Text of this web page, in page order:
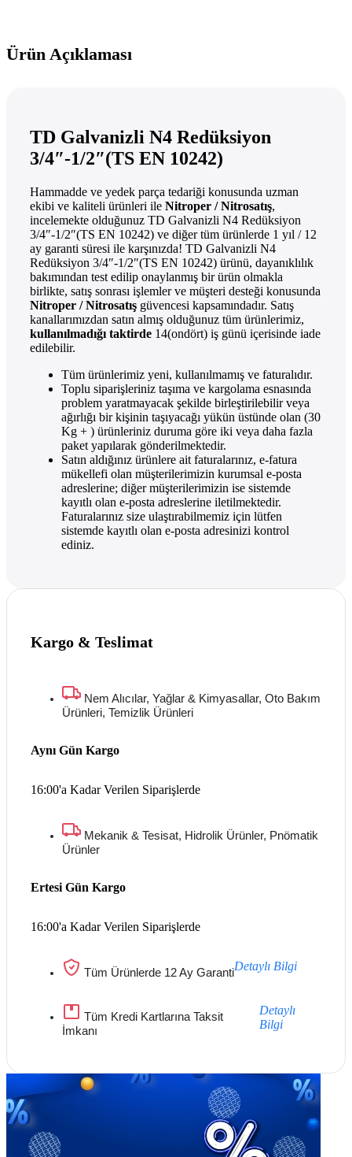
Ürün Açıklaması
TD Galvanizli N4 Redüksiyon
3/4″-1/2″(TS EN 10242)
Hammadde ve yedek parça tedariği konusunda uzman
ekibi ve kaliteli ürünleri ile Nitroper / Nitrosatış,
incelemekte olduğunuz TD Galvanizli N4 Redüksiyon
3/4″-1/2″(TS EN 10242) ve diğer tüm ürünlerde 1 yıl / 12
ay garanti süresi ile karşınızda! TD Galvanizli N4
Redüksiyon 3/4″-1/2″(TS EN 10242) ürünü, dayanıklılık
bakımından test edilip onaylanmış bir ürün olmakla
birlikte, satış sonrası işlemler ve müşteri desteği konusunda
Nitroper / Nitrosatış güvencesi kapsamındadır. Satış
kanallarımızdan satın almış olduğunuz tüm ürünlerimiz,
kullanılmadığı taktirde 14(ondört) iş günü içerisinde iade
edilebilir.
Tüm ürünlerimiz yeni, kullanılmamış ve faturalıdır.
Toplu siparişleriniz taşıma ve kargolama esnasında
problem yaratmayacak şekilde birleştirilebilir veya
ağırlığı bir kişinin taşıyacağı yükün üstünde olan (30
Kg + ) ürünleriniz duruma göre iki veya daha fazla
paket yapılarak gönderilmektedir.
Satın aldığınız ürünlere ait faturalarınız, e-fatura
mükellefi olan müşterilerimizin kurumsal e-posta
adreslerine; diğer müşterilerimizin ise sistemde
kayıtlı olan e-posta adreslerine iletilmektedir.
Faturalarınız size ulaştırabilmemiz için lütfen
sistemde kayıtlı olan e-posta adresinizi kontrol
ediniz.
Kargo & Teslimat
Nem Alıcılar, Yağlar & Kimyasallar, Oto Bakım
Ürünleri, Temizlik Ürünleri
16:00'a Kadar Verilen Siparişlerde
Aynı Gün Kargo
Mekanik & Tesisat, Hidrolik Ürünler, Pnömatik
Ürünler
16:00'a Kadar Verilen Siparişlerde
Ertesi Gün Kargo
Tüm Ürünlerde 12 Ay GarantiDetaylı Bilgi
Tüm Kredi Kartlarına Taksit
İmkanı
Detaylı
Bilgi